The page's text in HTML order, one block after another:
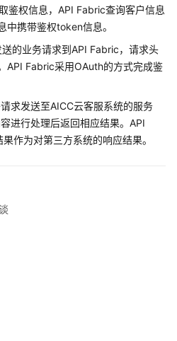
鉴权信息，API Fabric查询客户信息
携带鉴权token信息。
的业务请求到API Fabric，请求头
API Fabric采用OAuth的方式完成鉴
求发送至AICC云客服系统的服务
进行处理后返回相应结果。API
作为对第三方系统的响应结果。